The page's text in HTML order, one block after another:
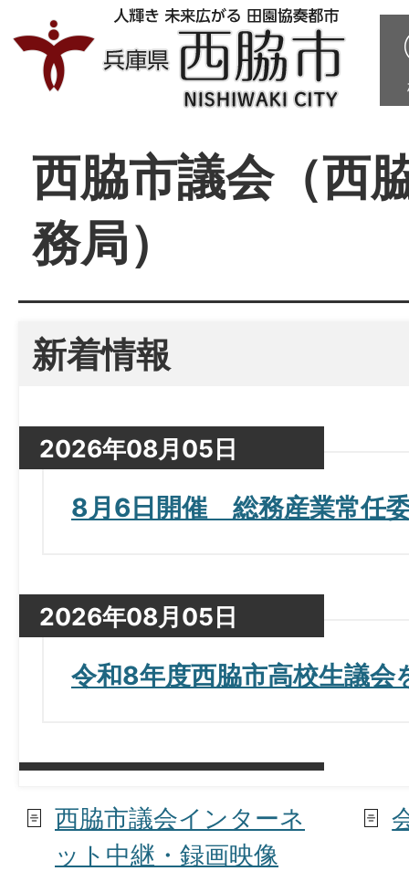
西脇市議会（西
務局）
新着情報
2026年08月05日
8月6日開催 総務産業常任
2026年08月05日
令和8年度西脇市高校生議会
8月4日開催 文教民生常任
西脇市議会インターネ
ット中継・録画映像